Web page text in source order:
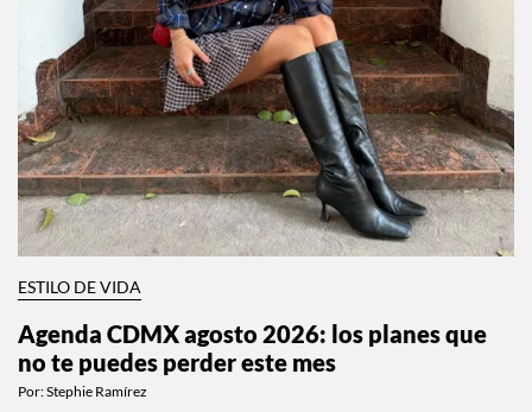
ESTILO DE VIDA
Agenda CDMX agosto 2026: los planes que
no te puedes perder este mes
Por:Stephie Ramírez